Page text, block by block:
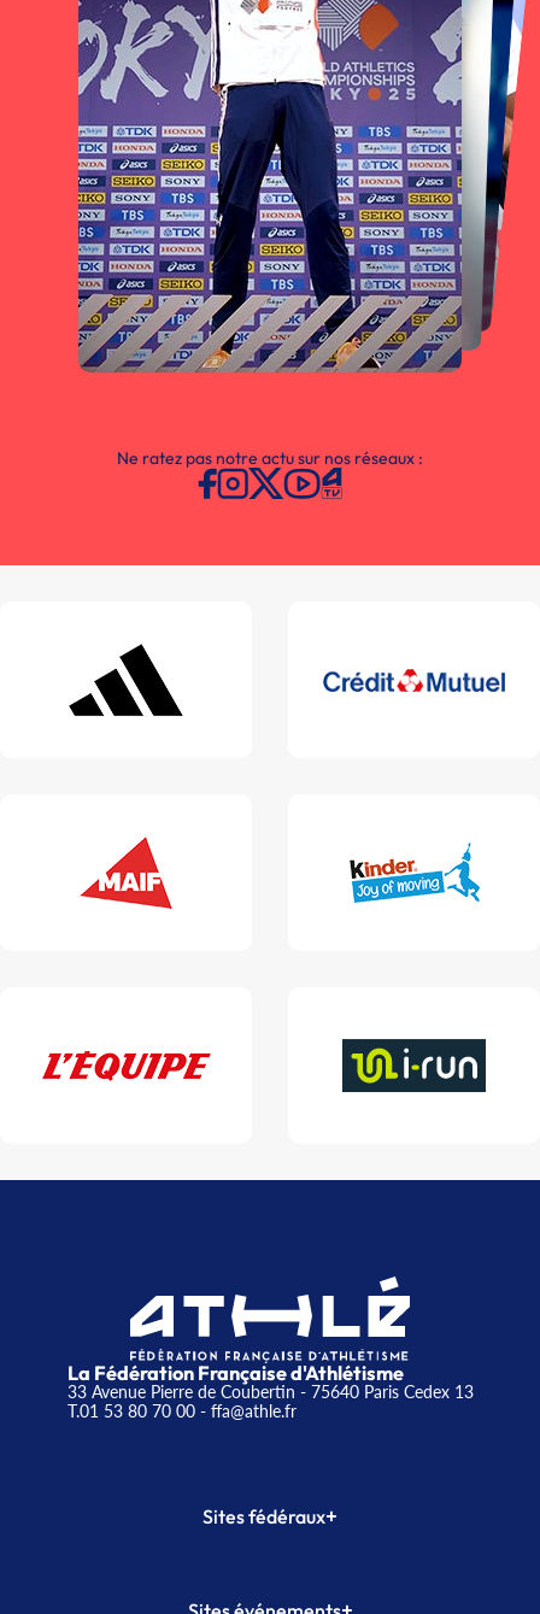
Ne ratez pas notre actu sur nos réseaux :
La Fédération Française d'Athlétisme
33 Avenue Pierre de Coubertin - 75640 Paris Cedex 13
T.01 53 80 70 00- ffa@athle.fr
Sites fédéraux+